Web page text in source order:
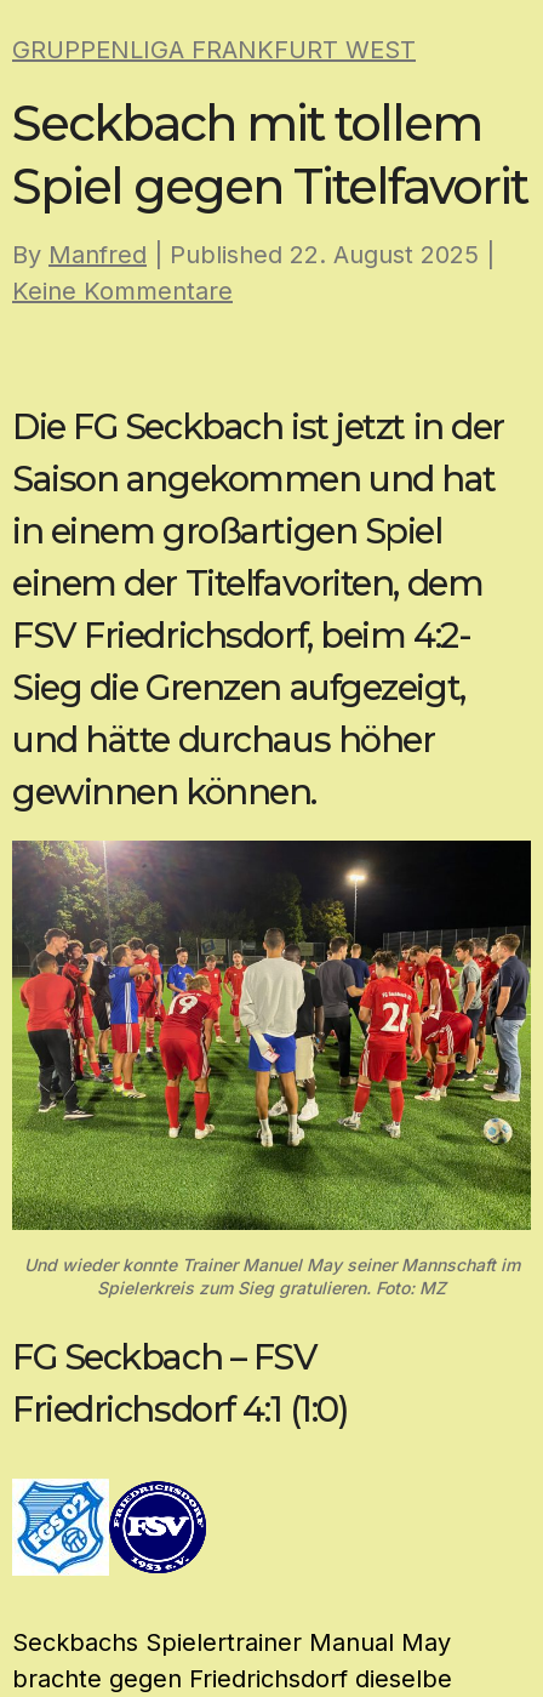
toGRUPPENLIGA FRANKFURT WEST
Seckbach mit tollem
Spiel gegen Titelfavorit
By Manfred | Published 22. August 2025
Keine Kommentare
Die FG Seckbach ist jetzt in der
Saison angekommen und hat
in einem großartigen Spiel
einem der Titelfavoriten, dem
FSV Friedrichsdorf, beim 4:2-
Sieg die Grenzen aufgezeigt,
und hätte durchaus höher
gewinnen können.
Und wieder konnte Trainer Manuel May seiner Mannschaft im
Spielerkreis zum Sieg gratulieren. Foto: MZ
FG Seckbach – FSV
Friedrichsdorf 4:1 (1:0)
Seckbachs Spielertrainer Manual May
brachte gegen Friedrichsdorf dieselbe